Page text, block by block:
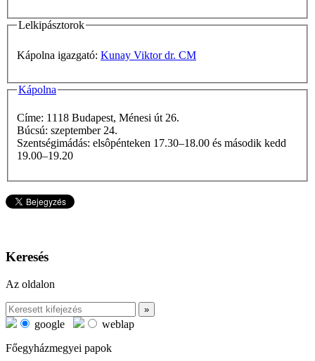
Lelkipásztorok
Kápolna igazgató: Kunay Viktor dr. CM
Kápolna
Címe: 1118 Budapest, Ménesi út 26.
Búcsú: szeptember 24.
Szentségimádás: elsôpénteken 17.30–18.00 és második kedd
19.00–19.20
Keresés
Az oldalon
google
weblap
Főegyházmegyei papok